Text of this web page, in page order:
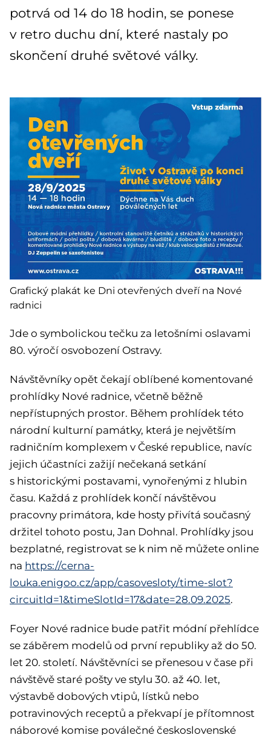
potrvá od 14 do 18 hodin, se ponese
v retro duchu dní, které nastaly po
skončení druhé světové války.
Grafický plakát ke Dni otevřených dveří na Nové
radnici
Jde o symbolickou tečku za letošními oslavami
80. výročí osvobození Ostravy.
Návštěvníky opět čekají oblíbené komentované
prohlídky Nové radnice, včetně běžně
nepřístupných prostor. Během prohlídek této
národní kulturní památky, která je největším
radničním komplexem v České republice, navíc
jejich účastníci zažijí nečekaná setkání
s historickými postavami, vynořenými z hlubin
času. Každá z prohlídek končí návštěvou
pracovny primátora, kde hosty přivítá současný
držitel tohoto postu, Jan Dohnal. Prohlídky jsou
bezplatné, registrovat se k nim ně můžete online
na https://cerna-
louka.enigoo.cz/app/casovesloty/time-slot?
circuitId=1&timeSlotId=17&date=28.09.2025.
Foyer Nové radnice bude patřit módní přehlídce
se záběrem modelů od první republiky až do 50.
let 20. století. Návštěvníci se přenesou v čase při
návštěvě staré pošty ve stylu 30. až 40. let,
výstavbě dobových vtipů, lístků nebo
potravinových receptů a překvapí je přítomnost
náborové komise poválečné československé